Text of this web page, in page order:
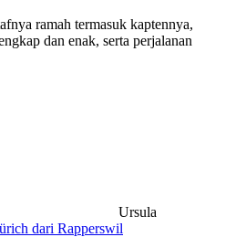
ramah termasuk kaptennya,
dan enak, serta perjalanan
Ursula
dari Rapperswil